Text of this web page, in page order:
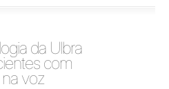
da Ulbra
com
voz